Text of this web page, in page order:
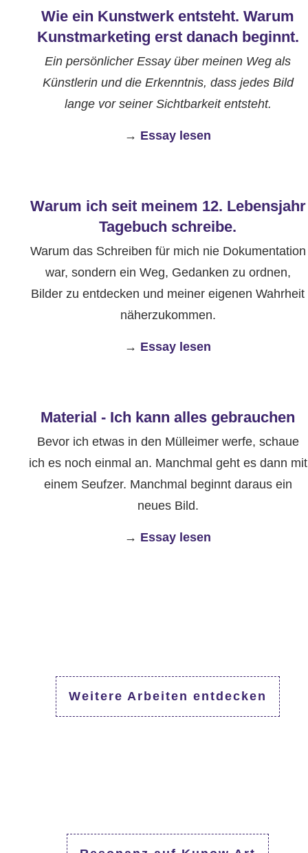
Wie ein Kunstwerk entsteht. Warum
Kunstmarketing erst danach beginnt.
Ein persönlicher Essay über meinen Weg als
Künstlerin und die Erkenntnis, dass jedes Bild
lange vor seiner Sichtbarkeit entsteht.
→ Essay lesen
Warum ich seit meinem 12. Lebensjahr
Tagebuch schreibe.
Warum das Schreiben für mich nie Dokumentation
war, sondern ein Weg, Gedanken zu ordnen,
Bilder zu entdecken und meiner eigenen Wahrheit
näherzukommen.
→ Essay lesen
Material - Ich kann alles gebrauchen
Bevor ich etwas in den Mülleimer werfe, schaue
ich es noch einmal an. Manchmal geht es dann mit
einem Seufzer. Manchmal beginnt daraus ein
neues Bild.
→ Essay lesen
Weitere Arbeiten entdecken